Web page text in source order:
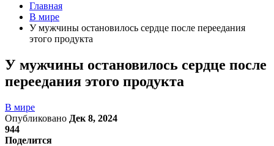
Главная
В мире
У мужчины остановилось сердце после переедания
этого продукта
У мужчины остановилось сердце после
переедания этого продукта
В мире
Опубликовано Дек 8, 2024
944
Поделится